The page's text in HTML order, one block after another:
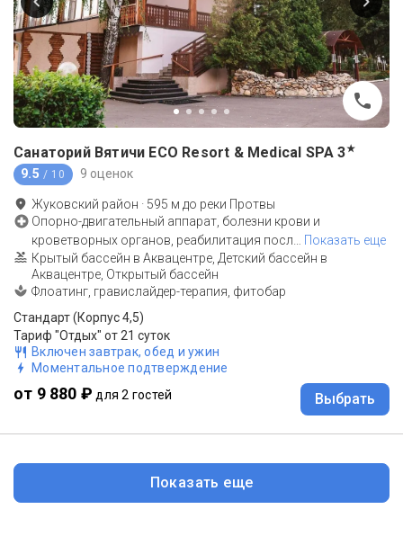
Санаторий Вятичи ECO Resort & Medical SPA 3★
9.5 / 10 9 оценок
Жуковский район · 595 м до реки Протвы
Опорно-двигательный аппарат, болезни крови и
кроветворных органов, реабилитация посл
Показать еще
Крытый бассейн в Аквацентре, Детский бассейн в
Аквацентре, Открытый бассейн
Флоатинг, гравислайдер-терапия, фитобар
Стандарт (Корпус 4,5)
Тариф "Отдых" от 21 суток
Включен завтрак, обед и ужин
Моментальное подтверждение
от 9 880 ₽ для 2 гостей Выбрать
Показать еще